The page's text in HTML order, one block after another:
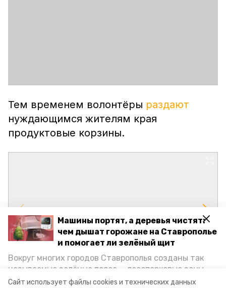
Сайт использует файлы cookies и технических данных
Машины портят, а деревья чистят:
чем дышат горожане на Ставрополье
и помогает ли зелёный щит
Вокруг многих городов Ставрополья созданы так
называемые зелёные пояса — лесопарковые зоны,
снижающие негативное воздействие выхлопных
Тем временем волонтёры раздают
нуждающимся жителям края
продуктовые корзины.